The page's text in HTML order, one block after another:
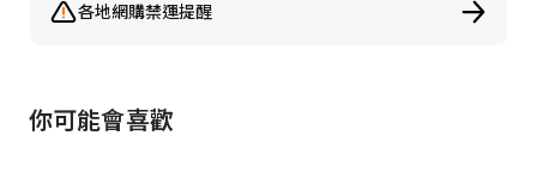
各地網購禁運提醒
你可能會喜歡